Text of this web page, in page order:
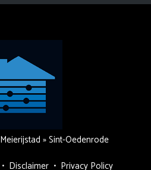
Meierijstad »Sint-Oedenrode
• Disclaimer • Privacy Policy